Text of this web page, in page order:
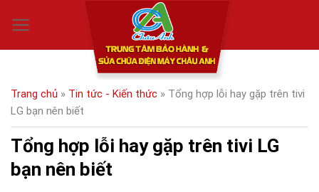
Trang chủ » Tin tức - Kiến thức » Tổng hợp lỗi hay gặp trên tivi
LG bạn nên biết
Tổng hợp lỗi hay gặp trên tivi LG
bạn nên biết